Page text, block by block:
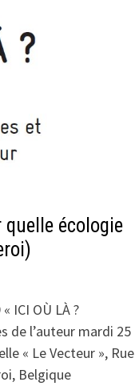
écologie
ICI OÙ LÀ ?
de l’auteur mardi 25
« Le Vecteur », Rue
Belgique